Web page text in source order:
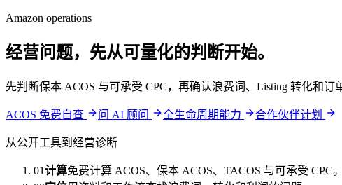
Amazon operations
经营问题，先从可量化的判断开始。
先判断保本 ACOS 与可承受 CPC，再确认浪费词、Listing 转化和
ACOS 免费自查 问 AI 顾问 全生命周期能力 合作伙伴计划
从公开工具到经营诊断
01计算免费计算 ACOS、保本 ACOS、TACOS 与可承受 CPC。